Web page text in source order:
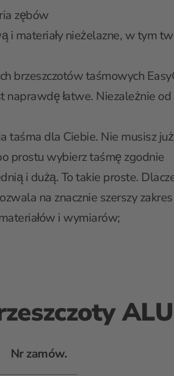
zębów
i materiały nieżelazne, w tym
brzeszczotów taśmowych
łatwe. Niezależnie
taśma dla Ciebie. Nie musisz już
prostu wybierz taśmę zgodnie
i dużą. To takie proste.
na znacznie szerszy
i wymiarów;
ALU
Nr zamów.